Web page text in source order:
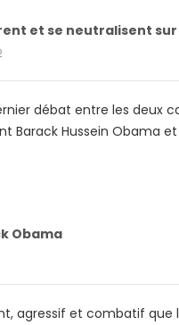
et se neutralisent
débat entre les deux
Barack Hussein Obama
Obama
agressif et combatif que